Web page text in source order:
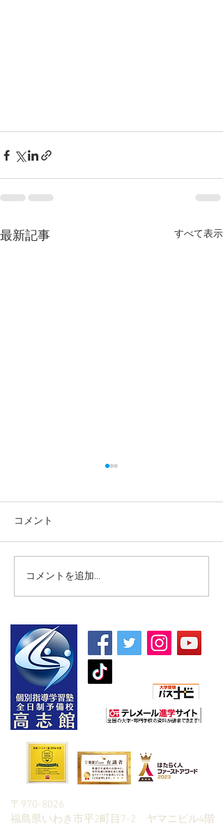
最新記事 すべて表示
【高校生・高卒浪人生向
け夏期講習】
コメント
コメントを追加…
〒970-8026
​福島県いわき市平2町目7-2 ヤマニビル4階